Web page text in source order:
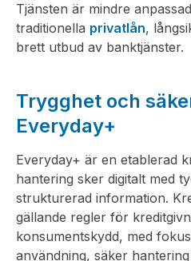
Tjänsten är mindre
traditionella privatlån,
brett utbud av banktjänster.
Trygghet och
Everyday+
Everyday+ är en etablerad
hantering sker digitalt med
strukturerad information.
gällande regler för
konsumentskydd, med
användning, säker